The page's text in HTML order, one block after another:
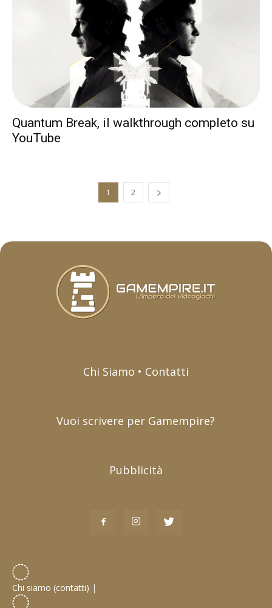
Quantum Break, il walkthrough completo su
YouTube
1 2
Chi Siamo • Contatti
Vuoi scrivere per Gamempire?
Pubblicità
Chi siamo (contatti) |